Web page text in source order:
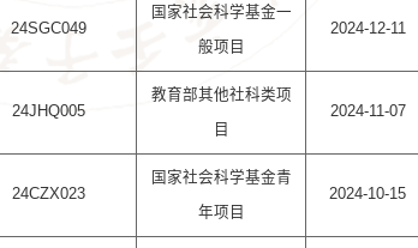
24SGC049
国家社会科学基金一
般项目
2024-12-11
24JHQ005
教育部其他社科类项
目
2024-11-07
24CZX023
国家社会科学基金青
年项目
2024-10-15